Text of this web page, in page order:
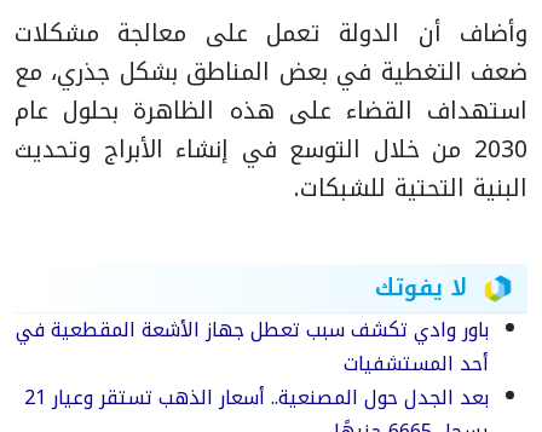
وأضاف أن الدولة تعمل على معالجة مشكلات
ضعف التغطية في بعض المناطق بشكل جذري، مع
استهداف القضاء على هذه الظاهرة بحلول عام
2030 من خلال التوسع في إنشاء الأبراج وتحديث
البنية التحتية للشبكات.
لا يفوتك
باور وادي تكشف سبب تعطل جهاز الأشعة المقطعية في
أحد المستشفيات
بعد الجدل حول المصنعية.. أسعار الذهب تستقر وعيار 21